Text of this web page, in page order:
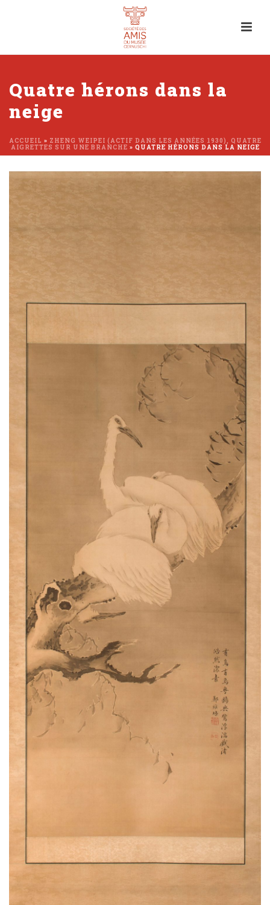
Quatre hérons dans la
neige
ACCUEIL » ZHENG WEIPEI (ACTIF DANS LES ANNÉES 1930), QUATRE
AIGRETTES SUR UNE BRANCHE » QUATRE HÉRONS DANS LA NEIGE